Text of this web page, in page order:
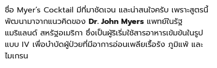
ชื่อ Myer’s Cocktail มีที่มาชัดเจน และน่าสนใจครับ เพราะสูตรนี้
พัฒนามาจากแนวคิดของ Dr. John Myers แพทย์ในรัฐ
แมริแลนด์ สหรัฐอเมริกา ซึ่งเป็นผู้ริเริ่มใช้สารอาหารเข้มข้นในรูป
แบบ IV เพื่อบำบัดผู้ป่วยที่มีอาการอ่อนเพลียเรื้อรัง ภูมิแพ้ และ
ไมเกรน